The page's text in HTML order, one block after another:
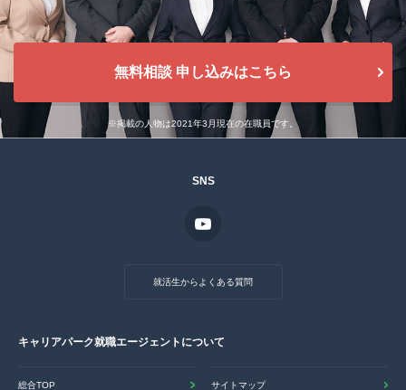
無料相談 申し込みはこちら
※掲載の人物は2021年3月現在の在職員です。
SNS
就活生からよくある質問
キャリアパーク就職エージェントについて
総合TOP サイトマップ